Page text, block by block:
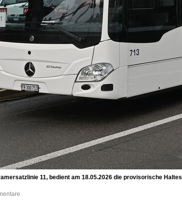
11, bedient am 18.05.2026 die provisorische